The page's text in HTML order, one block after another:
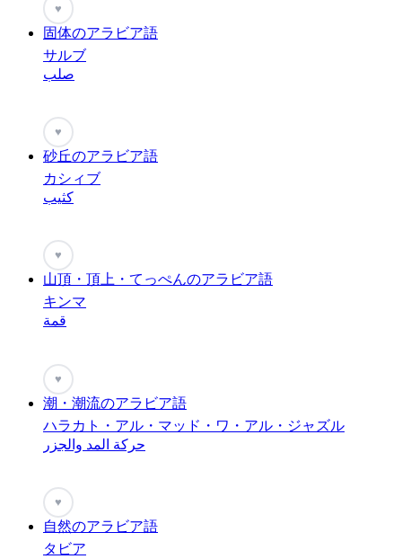
♥
固体のアラビア語
サルブ
صلب
♥
砂丘のアラビア語
カシィブ
كثيب
♥
山頂・頂上・てっぺんのアラビア語
キンマ
قمة
♥
潮・潮流のアラビア語
ハラカト・アル・マッド・ワ・アル・ジャズル
حركة المد والجزر
♥
自然のアラビア語
タビア